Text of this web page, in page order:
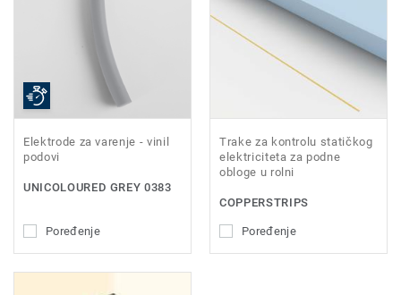
Elektrode za varenje - vinil
podovi
UNICOLOURED GREY 0383
Poređenje
Trake za kontrolu statičkog
elektriciteta za podne
obloge u rolni
COPPERSTRIPS
Poređenje